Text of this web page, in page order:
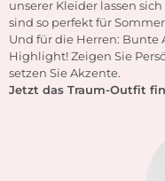
unserer Kleider lassen
sind so perfekt für
Und für die Herren: Bunte
Highlight! Zeigen Sie
setzen Sie Akzente.
Jetzt das Traum-Outfit